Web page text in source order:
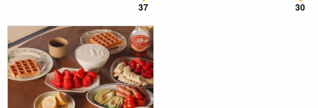
37 30